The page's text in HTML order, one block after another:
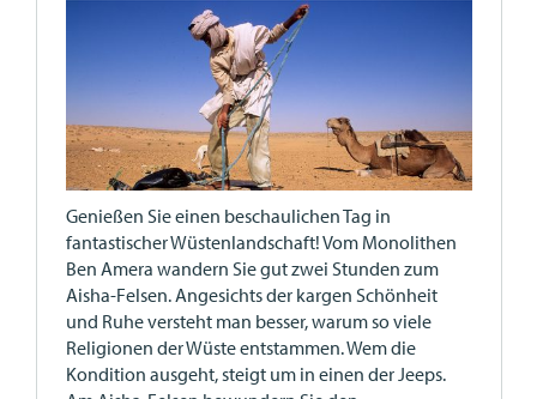
Genießen Sie einen beschaulichen Tag in
fantastischer Wüstenlandschaft! Vom Monolithen
Ben Amera wandern Sie gut zwei Stunden zum
Aisha-Felsen. Angesichts der kargen Schönheit
und Ruhe versteht man besser, warum so viele
Religionen der Wüste entstammen. Wem die
Kondition ausgeht, steigt um in einen der Jeeps.